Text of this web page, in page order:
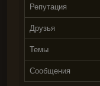
Репутация
Друзья
Темы
Сообщения